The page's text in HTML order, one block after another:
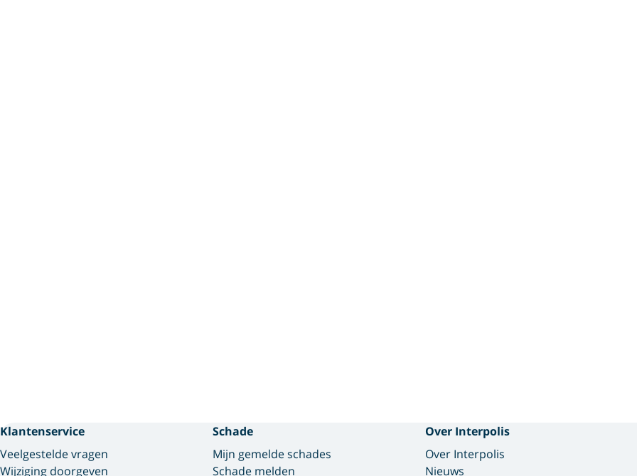
Klantenservice
Veelgestelde vragen
Wijziging doorgeven
Schade
Mijn gemelde schades
Schade melden
Over Interpolis
Over Interpolis
Nieuws